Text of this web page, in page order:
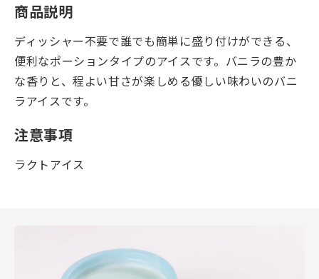
商品説明
ディッシャー不要で誰でも簡単に盛り付けができる、
便利なポーションタイプのアイスです。バニラの豊か
な香りと、程よい甘さが楽しめる優しい味わいのバニ
ラアイスです。
注意事項
ラクトアイス